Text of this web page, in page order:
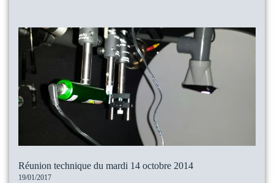
Réunion technique du mardi 14 octobre 2014
19/01/2017